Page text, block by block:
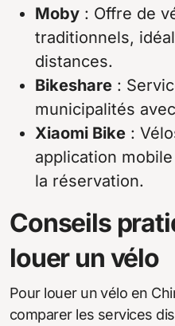
Moby : Offre de
traditionnels,
distances.
Bikeshare :
municipalités
Xiaomi Bike :
application
la réservation.
Conseils
louer un vélo
Pour louer un vélo en
comparer les services